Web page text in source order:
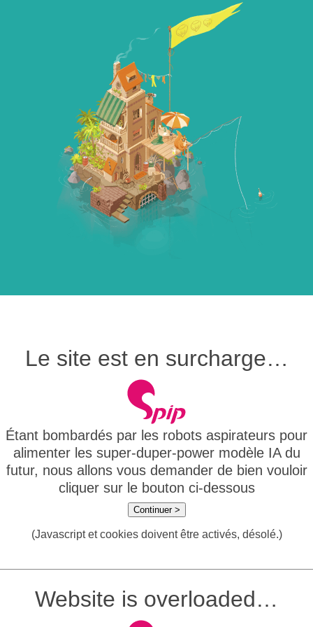
Le site est en surcharge…
Étant bombardés par les robots aspirateurs pour
alimenter les super-duper-power modèle IA du
futur, nous allons vous demander de bien vouloir
cliquer sur le bouton ci-dessous
Continuer >
(Javascript et cookies doivent être activés, désolé.)
Website is overloaded…